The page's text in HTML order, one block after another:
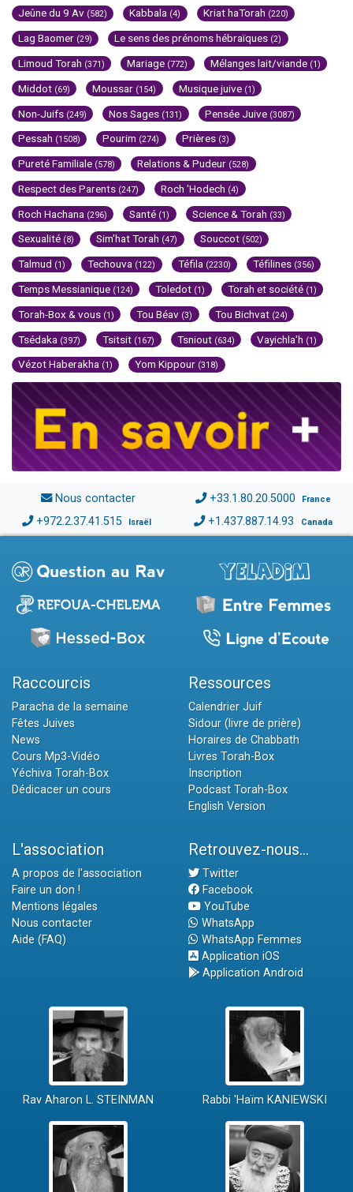
Jeûne du 9 Av (582) Kabbala (4) Kriat haTorah (220)
Lag Baomer (29) Le sens des prénoms hébraïques (2)
Limoud Torah (371) Mariage (772) Mélanges lait/viande (1)
Middot (69) Moussar (154) Musique juive (1)
Non-Juifs (249) Nos Sages (131) Pensée Juive (3087)
Pessah (1508) Pourim (274) Prières (3)
Pureté Familiale (578) Relations & Pudeur (528)
Respect des Parents (247) Roch 'Hodech (4)
Roch Hachana (296) Santé (1) Science & Torah (33)
Sexualité (8) Sim'hat Torah (47) Souccot (502)
Talmud (1) Techouva (122) Téfila (2230) Téfilines (356)
Temps Messianique (124) Toledot (1) Torah et société (1)
Torah-Box & vous (1) Tou Béav (3) Tou Bichvat (24)
Tsédaka (397) Tsitsit (167) Tsniout (634) Vayichla'h (1)
Vézot Haberakha (1) Yom Kippour (318)
Nous contacter +33.1.80.20.5000 France
+972.2.37.41.515 Israël +1.437.887.14.93 Canada
Raccourcis
Paracha de la semaine
Fêtes Juives
News
Cours Mp3-Vidéo
Yéchiva Torah-Box
Dédicacer un cours
Ressources
Calendrier Juif
Sidour (livre de prière)
Horaires de Chabbath
Livres Torah-Box
Inscription
Podcast Torah-Box
English Version
L'association
A propos de l'association
Faire un don !
Mentions légales
Nous contacter
Aide (FAQ)
Retrouvez-nous...
Twitter
Facebook
YouTube
WhatsApp
WhatsApp Femmes
Application iOS
Application Android
Rav Aharon L. STEINMAN Rabbi 'Haïm KANIEWSKI